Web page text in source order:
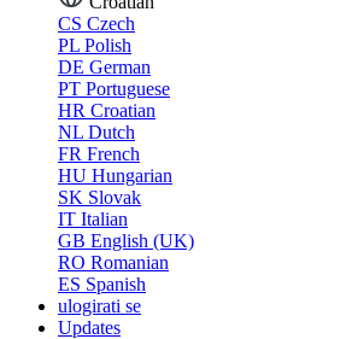
CS Czech
PL Polish
DE German
PT Portuguese
HR Croatian
NL Dutch
FR French
HU Hungarian
SK Slovak
IT Italian
GB English (UK)
RO Romanian
ES Spanish
ulogirati se
Updates